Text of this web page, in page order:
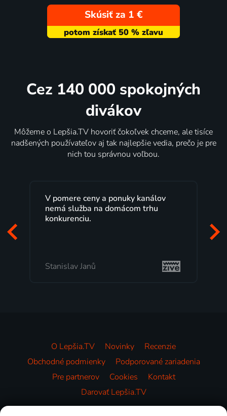
Skúsiť za 1 €
Cez 140 000 spokojných
divákov
Môžeme o Lepšia.TV hovoriť čokoľvek chceme, ale tisíce
nadšených používateľov aj tak najlepšie vedia, prečo je pre
nich tou správnou voľbou.
V pomere ceny a ponuky kanálov
nemá služba na domácom trhu
konkurenciu.
Stanislav Janů
O Lepšia.TV Novinky
Recenzie
Obchodné podmienky
Podporované zariadenia
Pre partnerov
Cookies
Kontakt
Darovať Lepšia.TV